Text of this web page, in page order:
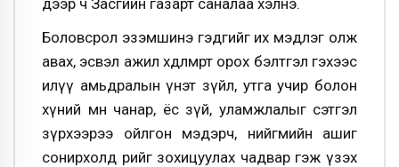
дээр ч Засгийн газарт саналаа хэлнэ.
Боловсрол эзэмшинэ гэдгийг их мэдлэг олж
авах, эсвэл ажил хөдөлмөрт орох бэлтгэл гэхээс
илүү амьдралын үнэт зүйл, утга учир болон
хүний мөн чанар, ёс зүй, уламжлалыг сэтгэл
зүрхээрээ ойлгон мэдэрч, нийгмийн ашиг
сонирхолд өөрийгөө зохицуулах чадвар гэж үзэх